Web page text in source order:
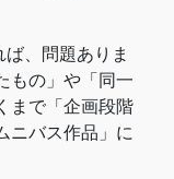
、問題ありま
もの」や「同一
まで「企画段階
ニバス作品」に